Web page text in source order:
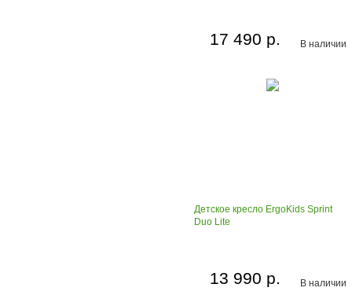
В наличии
17 490 р.
Детское кресло ErgoKids Sprint
Duo Lite
В наличии
13 990 р.